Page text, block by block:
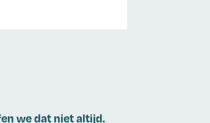
we dat niet altijd.